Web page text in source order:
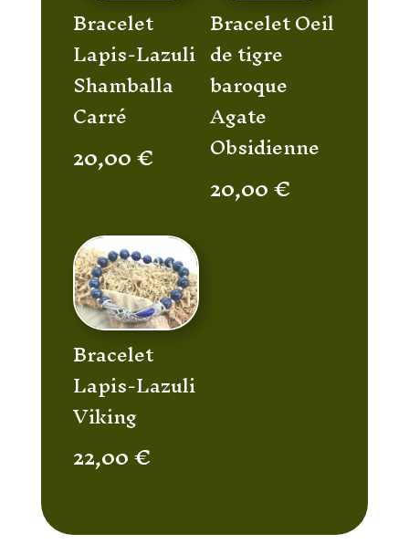
Bracelet
Lapis-Lazuli
Shamballa
Carré
20,00€
Bracelet Oeil
de tigre
baroque
Agate
Obsidienne
20,00€
Bracelet
Lapis-Lazuli
Viking
22,00€